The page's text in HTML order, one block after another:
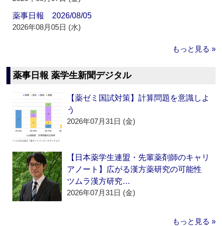
薬事日報 2026/08/05
2026年08月05日 (水)
もっと見る »
薬事日報 薬学生新聞デジタル
【薬ゼミ国試対策】計算問題を意識しよ
う
2026年07月31日 (金)
【日本薬学生連盟・先輩薬剤師のキャリ
アノート】広がる漢方薬研究の可能性
ツムラ漢方研究…
2026年07月31日 (金)
もっと見る »